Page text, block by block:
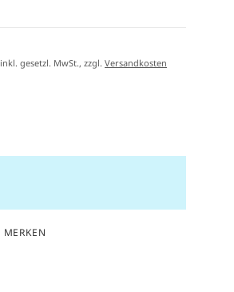
inkl. gesetzl. MwSt., zzgl.Versandkosten
MERKEN